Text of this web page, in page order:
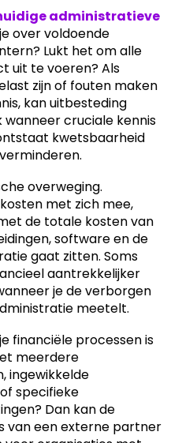
administratieve
over voldoende
Lukt het om alle
uit te voeren? Als
zijn of fouten maken
kan uitbesteding
wanneer cruciale kennis
kwetsbaarheid
overweging.
met zich mee,
de totale kosten van
software en de
gaat zitten. Soms
aantrekkelijker
je de verborgen
meetelt.
financiële processen is
meerdere
ingewikkelde
specifieke
Dan kan de
van een externe partner